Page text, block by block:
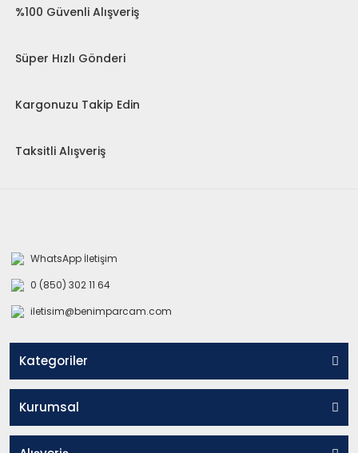
%100 Güvenli Alışveriş
Süper Hızlı Gönderi
Kargonuzu Takip Edin
Taksitli Alışveriş
WhatsApp İletişim
0 (850) 302 11 64
iletisim@benimparcam.com
Kategoriler
Kurumsal